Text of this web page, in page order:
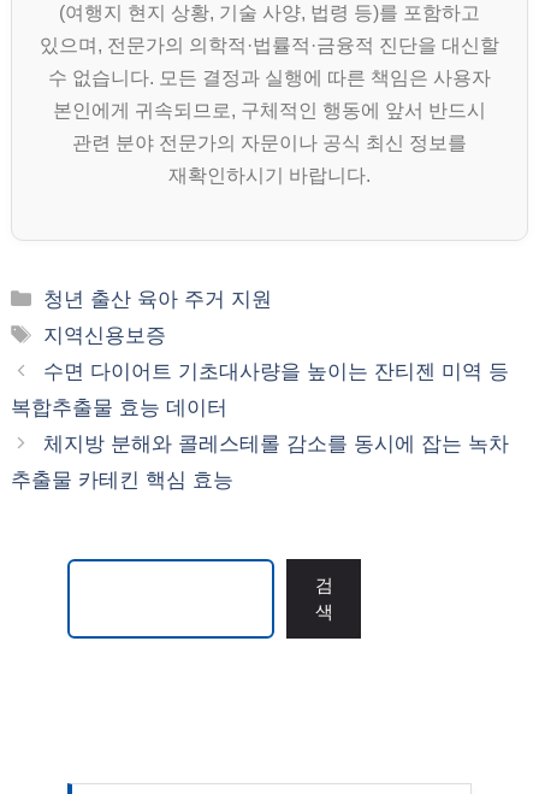
(여행지 현지 상황, 기술 사양, 법령 등)를 포함하고
있으며, 전문가의 의학적·법률적·금융적 진단을 대신할
수 없습니다. 모든 결정과 실행에 따른 책임은 사용자
본인에게 귀속되므로, 구체적인 행동에 앞서 반드시
관련 분야 전문가의 자문이나 공식 최신 정보를
재확인하시기 바랍니다.
카
테
리
청년 출산 육아 주거 지원
태
그
지역신용보증
수면 다이어트 기초대사량을 높이는 잔티젠 미역 등
복합추출물 효능 데이터
체지방 분해와 콜레스테롤 감소를 동시에 잡는 녹차
추출물 카테킨 핵심 효능
검
색